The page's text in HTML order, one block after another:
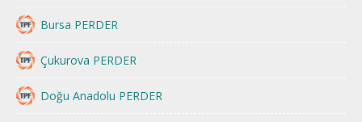
Bursa PERDER
Çukurova PERDER
Doğu Anadolu PERDER